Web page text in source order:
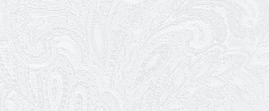
«Божевільна родина»
01.04.2026
Трудовий ювілей Олени Корольової
27.03.2026
З Всесвітнім днем театру!
26.03.2026